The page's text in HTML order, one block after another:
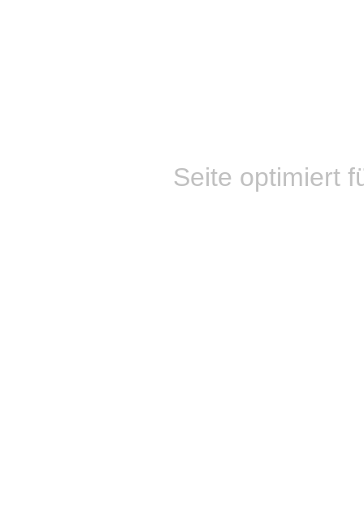
Seite optimiert